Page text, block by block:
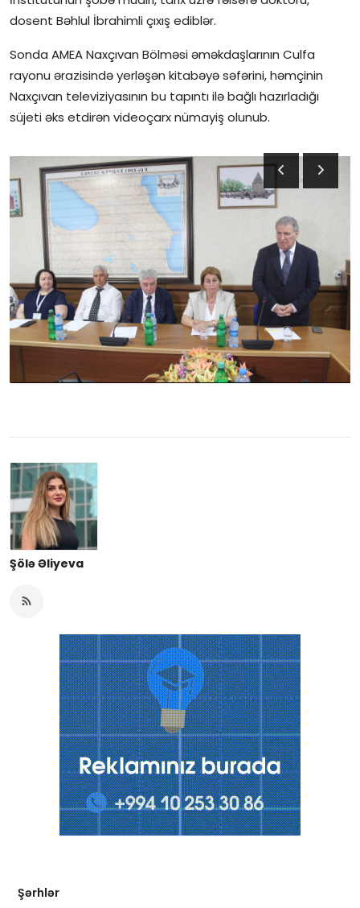
dosent Bəhlul İbrahimli çıxış ediblər.
Sonda AMEA Naxçıvan Bölməsi əməkdaşlarının Culfa
rayonu ərazisində yerləşən kitabəyə səfərini, həmçinin
Naxçıvan televiziyasının bu tapıntı ilə bağlı hazırladığı
süjeti əks etdirən videoçarx nümayiş olunub.
Şölə Əliyeva
Şərhlər